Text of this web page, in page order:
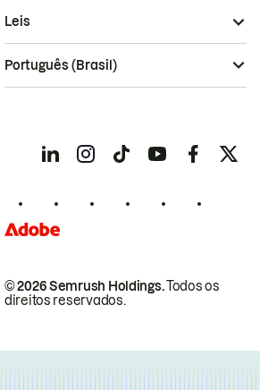
© 2026 Semrush Holdings.Todos os
direitos reservados.
Leis
Português (Brasil)